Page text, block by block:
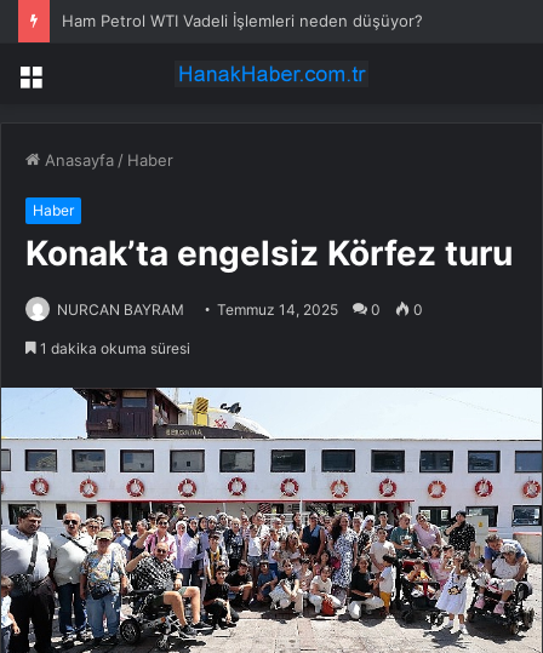
Ham Petrol WTI Vadeli İşlemleri neden düşüyor?
Menü
Anasayfa / Haber
Haber
​Konak’ta engelsiz Körfez turu
NURCAN BAYRAM Temmuz 14, 2025 0 0
1 dakika okuma süresi